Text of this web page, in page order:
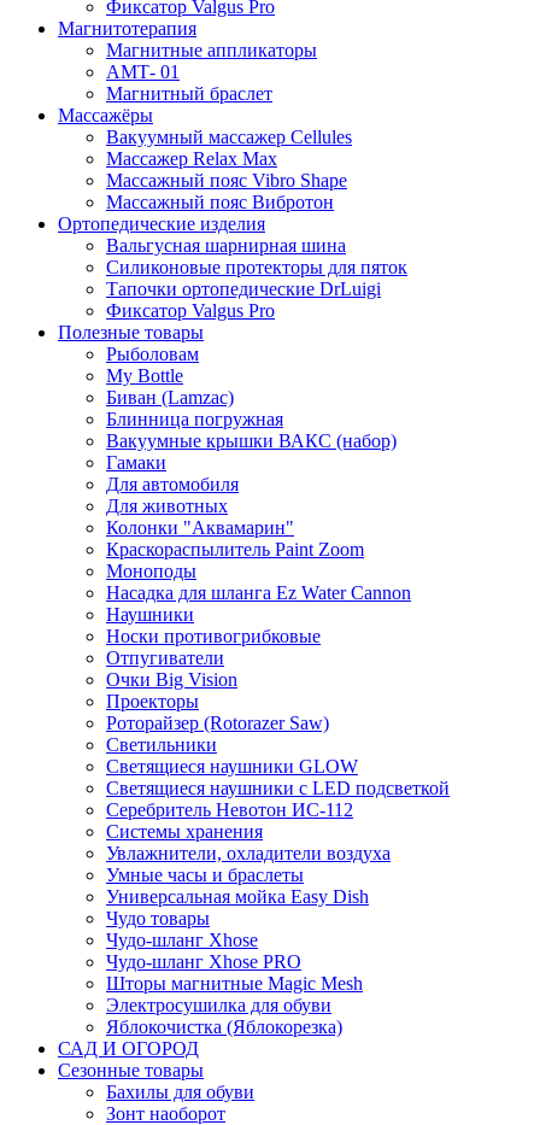
Фиксатор Valgus Pro
Магнитотерапия
Магнитные аппликаторы
АМТ- 01
Магнитный браслет
Массажёры
Вакуумный массажер Cellules
Массажер Relax Max
Массажный пояс Vibro Shape
Массажный пояс Вибротон
Ортопедические изделия
Вальгусная шарнирная шина
Силиконовые протекторы для пяток
Тапочки ортопедические DrLuigi
Фиксатор Valgus Pro
Полезные товары
Рыболовам
My Bottle
Биван (Lamzac)
Блинница погружная
Вакуумные крышки ВАКС (набор)
Гамаки
Для автомобиля
Для животных
Колонки "Аквамарин"
Краскораспылитель Paint Zoom
Моноподы
Насадка для шланга Ez Water Cannon
Наушники
Носки противогрибковые
Отпугиватели
Очки Big Vision
Проекторы
Роторайзер (Rotorazer Saw)
Светильники
Светящиеся наушники GLOW
Светящиеся наушники с LED подсветкой
Серебритель Невотон ИС-112
Системы хранения
Увлажнители, охладители воздуха
Умные часы и браслеты
Универсальная мойка Easy Dish
Чудо товары
Чудо-шланг Xhose
Чудо-шланг Xhose PRO
Шторы магнитные Magic Mesh
Электросушилка для обуви
Яблокочистка (Яблокорезка)
САД И ОГОРОД
Сезонные товары
Бахилы для обуви
Зонт наоборот